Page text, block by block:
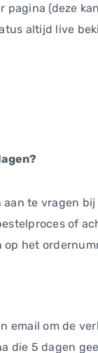
pagina (deze
altijd live
te vragen
of
het
email om de
die 5 dagen